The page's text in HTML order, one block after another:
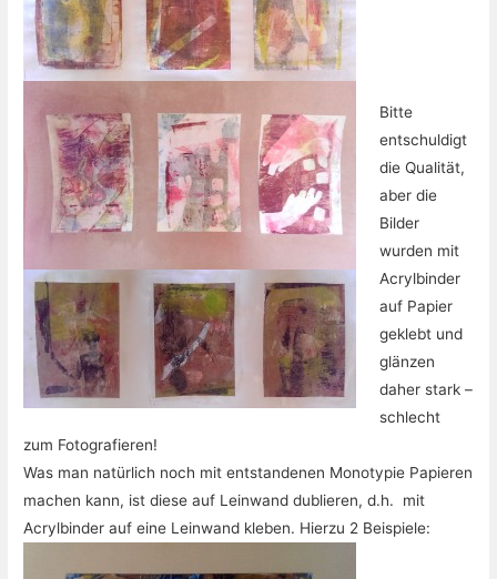
Bitte
entschuldigt
die Qualität,
aber die
Bilder
wurden mit
Acrylbinder
auf Papier
geklebt und
glänzen
daher stark –
schlecht
zum Fotografieren!
Was man natürlich noch mit entstandenen Monotypie Papieren
machen kann, ist diese auf Leinwand dublieren, d.h. mit
Acrylbinder auf eine Leinwand kleben. Hierzu 2 Beispiele: